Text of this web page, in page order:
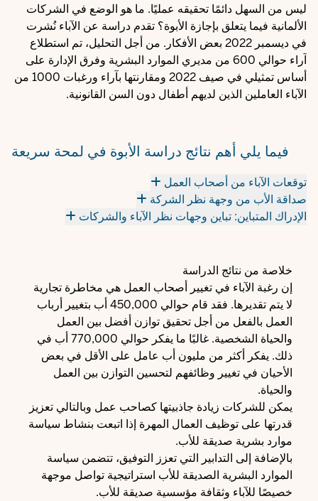
ليس من السهل دائمًا تحقيقه عمليًا. ما هو الوضع في الشركات
الألمانية فيما يتعلق بإجازة الأبوة؟ تقدم دراسة عن الآباء نُشرت
في ديسمبر 2022 بعض الأفكار. من أجل التحليل، تم استطلاع
آراء حوالي 600 من مديري الموارد البشرية وفرق الإدارة على
أساس تمثيلي في صيف 2022 ومقارنتها بآراء ورغبات 1000 من
الآباء العاملين الذين لديهم أطفال دون السن القانونية.
فيما يلي أهم نتائج دراسة الأبوة في لمحة سريعة
توقعات الآباء من أصحاب العمل
صداقة الأب من وجهة نظر الشركة
الإدراك المتباين: تباين وجهات نظر الآباء والشركات
خلاصة من نتائج الدراسة
إن رغبة الآباء في تغيير أصحاب العمل هي مخاطرة تجارية
لا يتم تقديرها. فقد قام حوالي 450,000 أب بتغيير أرباب
العمل بالفعل من أجل تحقيق توازن أفضل بين العمل
والحياة الشخصية. غالبًا ما يفكر حوالي 770,000 أب في
ذلك. يفكر أكثر من مليون أب عامل على الأقل في بعض
الأحيان في تغيير وظائفهم لتحسين التوازن بين العمل
والحياة.
يمكن للشركات زيادة جاذبيتها كصاحب عمل وبالتالي تعزيز
قدرتها على توظيف العمال المهرة إذا اتبعت بنشاط سياسة
موارد بشرية صديقة للأب.
بالإضافة إلى التدابير التي تعزز التوفيق، تتضمن سياسة
الموارد البشرية الصديقة للأب استراتيجية تواصل موجهة
خصيصًا للآباء وثقافة مؤسسية صديقة للأب.